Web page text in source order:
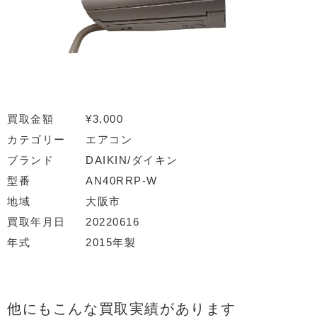
買取金額
¥3,000
カテゴリー
エアコン
ブランド
DAIKIN/ダイキン
型番
AN40RRP-W
地域
大阪市
買取年月日
20220616
年式
2015年製
他にもこんな買取実績があります